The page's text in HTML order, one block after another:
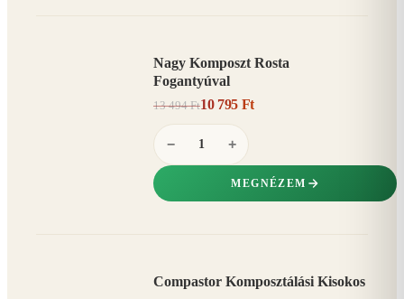
Nagy Komposzt Rosta
Fogantyúval
13 494 Ft10 795 Ft
− +
MEGNÉZEM
Compastor Komposztálási Kisokos